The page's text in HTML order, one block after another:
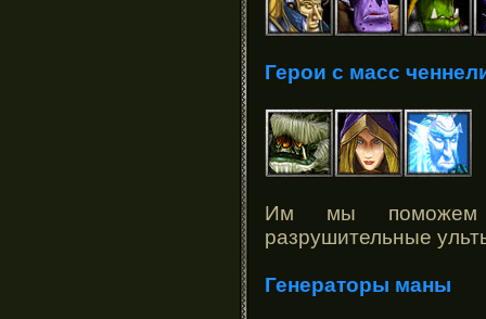
Герои с масс
Им мы поможем
разрушительные
Генераторы маны